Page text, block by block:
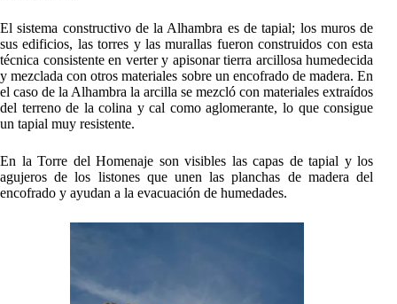
El sistema constructivo de la Alhambra es de tapial; los muros de
sus edificios, las torres y las murallas fueron construidos con esta
técnica consistente en verter y apisonar tierra arcillosa humedecida
y mezclada con otros materiales sobre un encofrado de madera. En
el caso de la Alhambra la arcilla se mezcló con materiales extraídos
del terreno de la colina y cal como aglomerante, lo que consigue
un tapial muy resistente.
En la Torre del Homenaje son visibles las capas de tapial y los
agujeros de los listones que unen las planchas de madera del
encofrado y ayudan a la evacuación de humedades.